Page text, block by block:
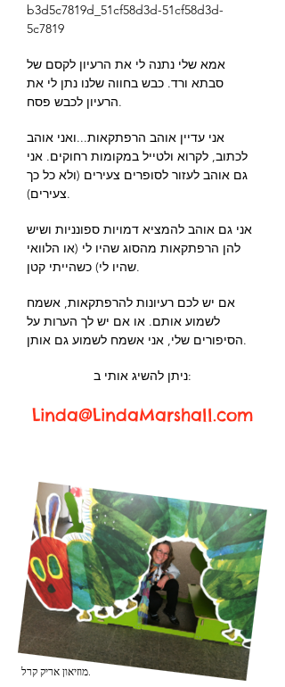
b3d5c7819d_51cf58d3d-51cf58d3d-
5c7819
אמא שלי נתנה לי את הרעיון לקסם של
סבתא ורד. כבש בחווה שלנו נתן לי את
הרעיון לכבש פסח.
אני עדיין אוהב הרפתקאות...ואני אוהב
לכתוב, לקרוא ולטייל במקומות רחוקים. אני
גם אוהב לעזור לסופרים צעירים (ולא כל כך
צעירים).
אני גם אוהב להמציא דמויות ספונניות ושיש
להן הרפתקאות מהסוג שהיו לי (או הלוואי
שהיו לי) כשהייתי קטן.
אם יש לכם רעיונות להרפתקאות, אשמח
לשמוע אותם. או אם יש לך הערות על
הסיפורים שלי, אני אשמח לשמוע גם אותן.
ניתן להשיג אותי ב:
Linda@LindaMarshall.com
מוזיאון אריק קרל.